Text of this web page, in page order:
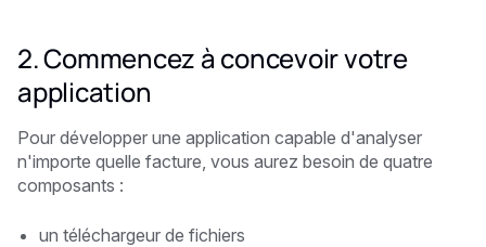
2. Commencez à concevoir votre
application
Pour développer une application capable d'analyser
n'importe quelle facture, vous aurez besoin de quatre
composants :
un téléchargeur de fichiers